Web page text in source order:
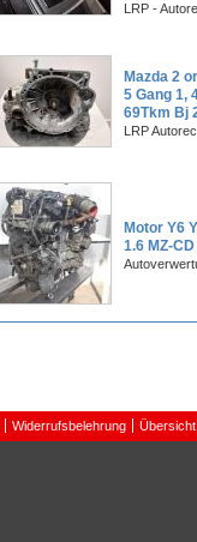
LRP -
Mazda 2
5 Gang 1,
69Tkm Bj
LRP
Motor Y6
1.6 MZ-CD
Widerrufsbelehrung